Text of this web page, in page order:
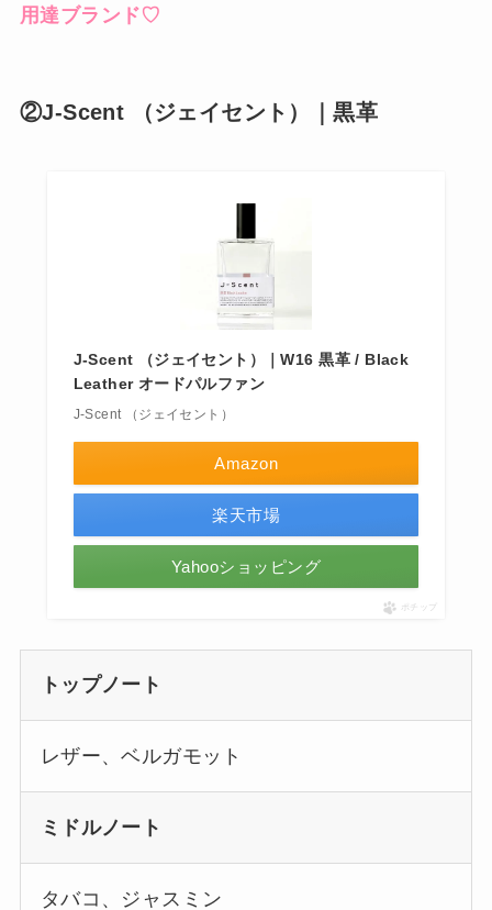
用達ブランド♡
②J-Scent （ジェイセント）｜黒革
J-Scent （ジェイセント）｜W16 黒革 / Black
Leather オードパルファン
J-Scent （ジェイセント）
Amazon
楽天市場
Yahooショッピング
ポチップ
トップノート
レザー、ベルガモット
ミドルノート
タバコ、ジャスミン